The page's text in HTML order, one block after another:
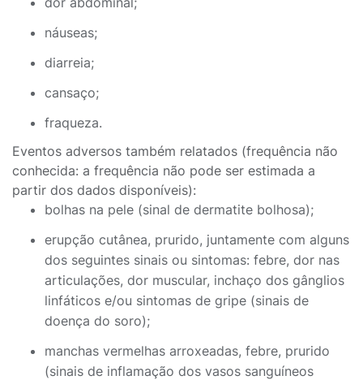
náuseas;
diarreia;
cansaço;
fraqueza.
Eventos adversos também relatados (frequência não
conhecida: a frequência não pode ser estimada a
partir dos dados disponíveis):
bolhas na pele (sinal de dermatite bolhosa);
erupção cutânea, prurido, juntamente com alguns
dos seguintes sinais ou sintomas: febre, dor nas
articulações, dor muscular, inchaço dos gânglios
linfáticos e/ou sintomas de gripe (sinais de
doença do soro);
manchas vermelhas arroxeadas, febre, prurido
(sinais de inflamação dos vasos sanguíneos